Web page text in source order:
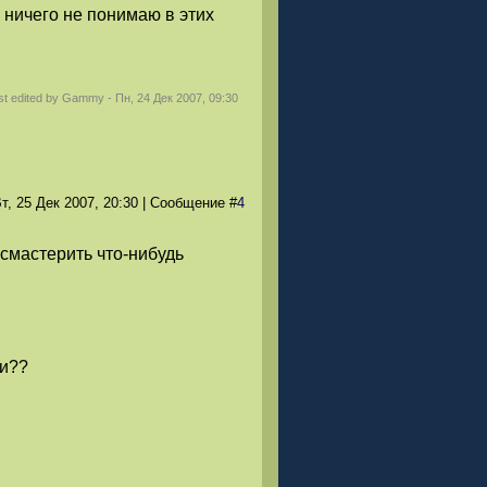
не понимаю в этих
edited by Gammy- Пн, 24 Дек 2007, 09:30
25 Дек 2007, 20:30| Сообщение #4
что-нибудь